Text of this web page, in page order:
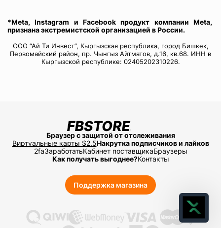
*Meta, Instagram и Facebook продукт компании Meta,
признана экстремистской организацией в России.
ООО “Ай Ти Инвест”, Кыргызская республика, город Бишкек,
Первомайский район, пр. Чынгыз Айтматов, д.16, кв.68. ИНН в
Кыргызской республике: 02405202310226.
Браузер с защитой от отслеживания
Виртуальные карты $2,5Накрутка подписчиков и лайков
2faЗаработатьКабинет поставщикаБраузеры
Как получать выгоднее?Контакты
Поддержка магазина